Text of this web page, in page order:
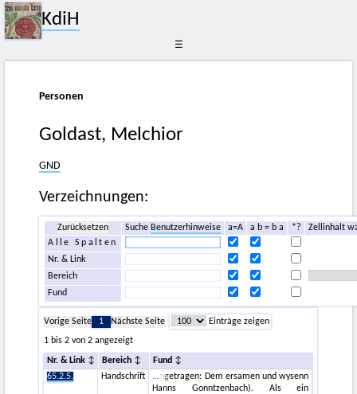
KdiH
☰
Personen
Goldast, Melchior
GND
Verzeichnungen:
Zurücksetzen Suche Benutzerhinweise a=A a b = b a *?
Zellinhalt
Alle Spalten
Nr. & Link
Bereich
Fund
Vorige Seite 1 Nächste Seite
Einträge zeigen
1 bis 2 von 2 angezeigt
Nr. & Link Bereich
Fund
65.2.5.
Handschrift
ngetragen: Dem ersamen und wysenn
Hanns Gonntzenbach). Als ein